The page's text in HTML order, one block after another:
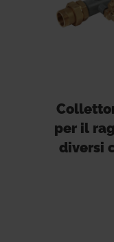
per il
diversi